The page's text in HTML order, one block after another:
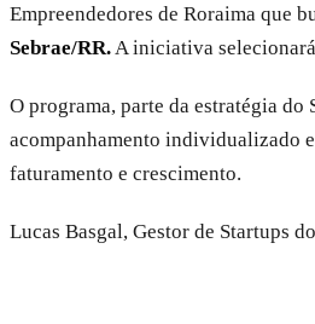
Empreendedores de Roraima que
Sebrae/RR.A iniciativa
O programa, parte da estratégia
acompanhamento individualizado
faturamento e crescimento.
Lucas Basgal, Gestor de Startups